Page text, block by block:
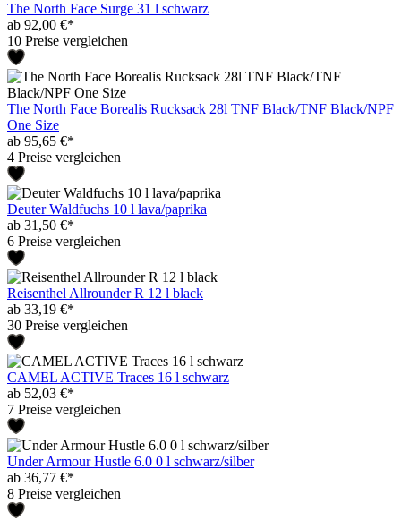
The North Face Surge 31 l schwarz
ab 92,00 €*
10 Preise vergleichen
The North Face Borealis Rucksack 28l TNF Black/TNF Black/NPF
One Size
ab 95,65 €*
4 Preise vergleichen
Deuter Waldfuchs 10 l lava/paprika
ab 31,50 €*
6 Preise vergleichen
Reisenthel Allrounder R 12 l black
ab 33,19 €*
30 Preise vergleichen
CAMEL ACTIVE Traces 16 l schwarz
ab 52,03 €*
7 Preise vergleichen
Under Armour Hustle 6.0 0 l schwarz/silber
ab 36,77 €*
8 Preise vergleichen